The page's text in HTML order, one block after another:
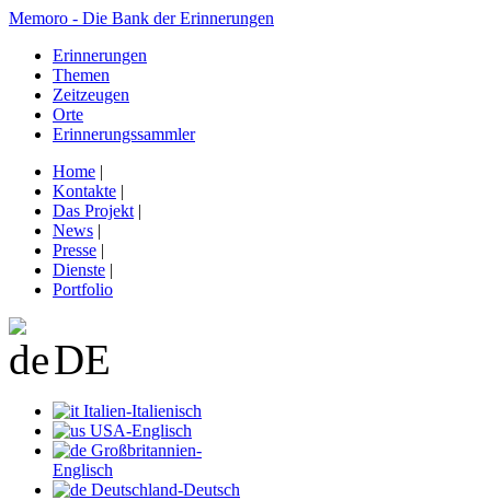
Memoro - Die Bank der Erinnerungen
Erinnerungen
Themen
Zeitzeugen
Orte
Erinnerungssammler
Home |
Kontakte |
Das Projekt |
News |
Presse |
Dienste |
Portfolio
DE
Italien-Italienisch
USA-Englisch
Großbritannien-
Englisch
Deutschland-Deutsch